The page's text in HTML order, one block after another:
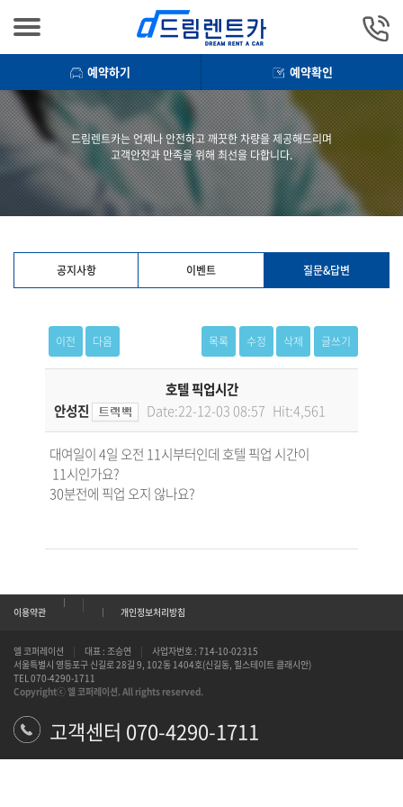
예약하기 예약확인
드림렌트카는 언제나 안전하고 깨끗한 차량을 제공해드리며
고객안전과 만족을 위해 최선을 다합니다.
공지사항 이벤트 질문&답변
이전 다음 목록 수정 삭제 글쓰기
호텔 픽업시간
안성진
Date:22-12-03 08:57 Hit:4,561
대여일이 4일 오전 11시부터인데 호텔 픽업 시간이
11시인가요?
30분전에 픽업 오지 않나요?
이용약관
|
개인정보처리방침
엘 코퍼레이션 | 대표 : 조승연 |
사업자번호 : 714-10-02315
서울특별시 영등포구 신길로 28길 9, 102동 1404호(신길동, 힐스테이트 클래시안)
TEL 070-4290-1711
Copyrightⓒ 엘 코퍼레이션. All rights reserved.
고객센터 070-4290-1711